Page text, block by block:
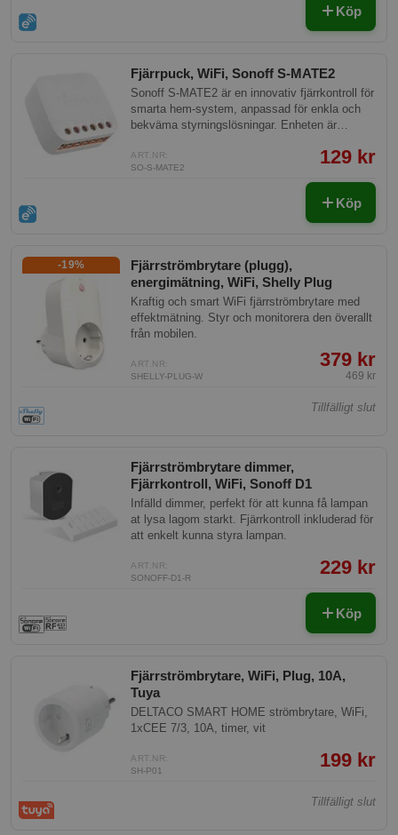
Köp
Fjärrpuck, WiFi, Sonoff S-MATE2
Sonoff S-MATE2 är en innovativ fjärrkontroll för
smarta hem-system, anpassad för enkla och
bekväma styrningslösningar. Enheten är
olika smarta hem-enheter, vilket gör den perfekt
för hem som söker sömlösa integreringar utan
ART.NR:
SO-S-MATE2
129 kr
Köp
Fjärrströmbrytare (plugg),
energimätning, WiFi, Shelly Plug
-19%
Kraftig och smart WiFi fjärrströmbrytare med
effektmätning. Styr och monitorera den överallt
från mobilen.
ART.NR:
SHELLY-PLUG-W
379 kr
469 kr
Tillfälligt slut
Fjärrströmbrytare dimmer,
Fjärrkontroll, WiFi, Sonoff D1
Infälld dimmer, perfekt för att kunna få lampan
at lysa lagom starkt. Fjärrkontroll inkluderad för
att enkelt kunna styra lampan.
ART.NR:
SONOFF-D1-R
229 kr
Köp
Fjärrströmbrytare, WiFi, Plug, 10A,
Tuya
DELTACO SMART HOME strömbrytare, WiFi,
1xCEE 7/3, 10A, timer, vit
ART.NR:
SH-P01
199 kr
Tillfälligt slut